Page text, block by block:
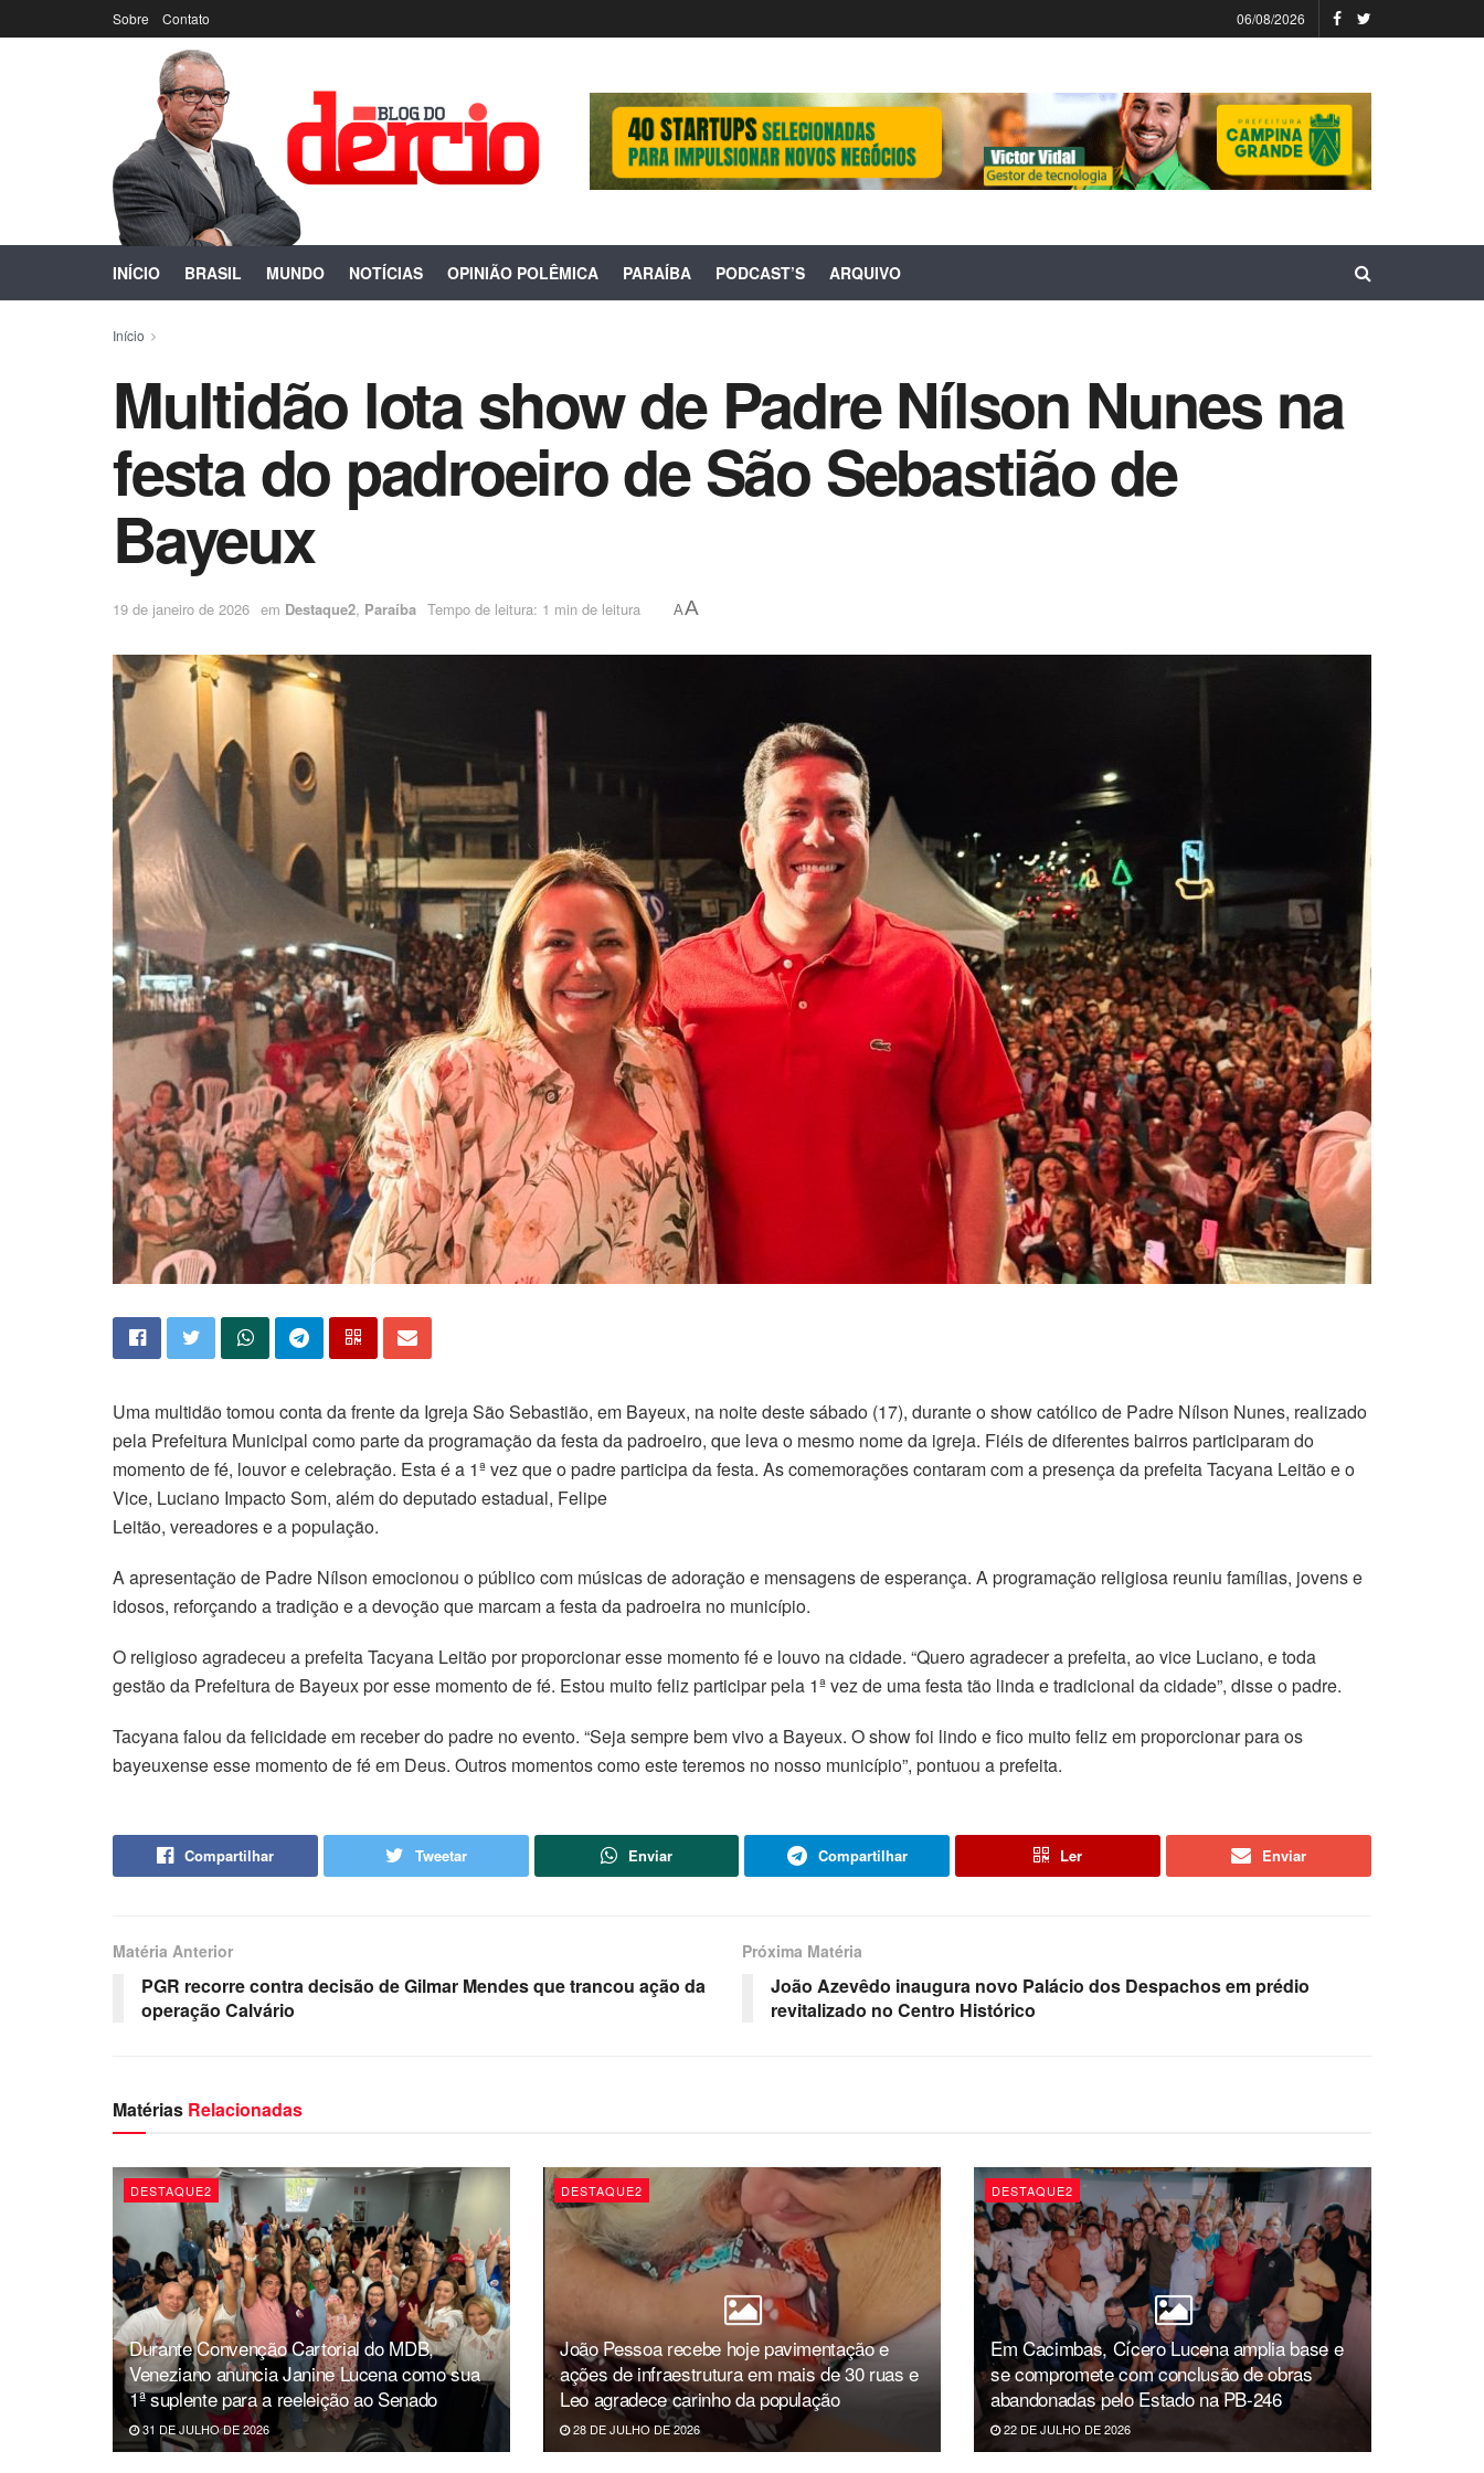
Sobre Contato 06/08/2026
INÍCIO BRASIL MUNDO NOTÍCIAS OPINIÃO POLÊMICA PARAÍBA PODCAST’S ARQUIVO
Início
Multidão lota show de Padre Nílson Nunes na
festa do padroeiro de São Sebastião de
Bayeux
19 de janeiro de 2026 em Destaque2, Paraíba Tempo de leitura: 1 min de leitura AA
Uma multidão tomou conta da frente da Igreja São Sebastião, em Bayeux, na noite deste sábado (17), durante o show católico de Padre Nílson Nunes, realizado
pela Prefeitura Municipal como parte da programação da festa da padroeiro, que leva o mesmo nome da igreja. Fiéis de diferentes bairros participaram do
momento de fé, louvor e celebração. Esta é a 1ª vez que o padre participa da festa. As comemorações contaram com a presença da prefeita Tacyana Leitão e o
Vice, Luciano Impacto Som, além do deputado estadual, Felipe
Leitão, vereadores e a população.
A apresentação de Padre Nílson emocionou o público com músicas de adoração e mensagens de esperança. A programação religiosa reuniu famílias, jovens e
idosos, reforçando a tradição e a devoção que marcam a festa da padroeira no município.
O religioso agradeceu a prefeita Tacyana Leitão por proporcionar esse momento fé e louvo na cidade. “Quero agradecer a prefeita, ao vice Luciano, e toda
gestão da Prefeitura de Bayeux por esse momento de fé. Estou muito feliz participar pela 1ª vez de uma festa tão linda e tradicional da cidade”, disse o padre.
Tacyana falou da felicidade em receber do padre no evento. “Seja sempre bem vivo a Bayeux. O show foi lindo e fico muito feliz em proporcionar para os
bayeuxense esse momento de fé em Deus. Outros momentos como este teremos no nosso município”, pontuou a prefeita.
Compartilhar Tweetar Enviar Compartilhar Ler Enviar
Matéria Anterior
PGR recorre contra decisão de Gilmar Mendes que trancou ação da
operação Calvário
Próxima Matéria
João Azevêdo inaugura novo Palácio dos Despachos em prédio
revitalizado no Centro Histórico
Matérias Relacionadas
DESTAQUE2
Durante Convenção Cartorial do MDB,
Veneziano anuncia Janine Lucena como sua
1ª suplente para a reeleição ao Senado
31 DE JULHO DE 2026
DESTAQUE2
João Pessoa recebe hoje pavimentação e
ações de infraestrutura em mais de 30 ruas e
Leo agradece carinho da população
28 DE JULHO DE 2026
DESTAQUE2
Em Cacimbas, Cícero Lucena amplia base e
se compromete com conclusão de obras
abandonadas pelo Estado na PB-246
22 DE JULHO DE 2026